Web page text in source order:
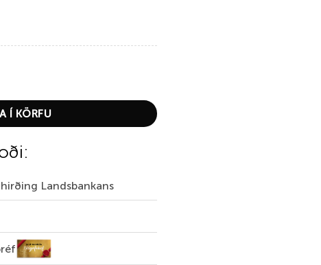
Í KÖRFU
Landsbankans